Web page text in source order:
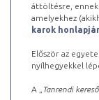
áttöltésre, ennek
amelyekhez
karok
Először az
nyílhegyekkel
A „ Tanrendi kereső